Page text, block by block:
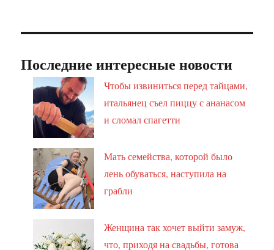
Последние интересные новости
Чтобы извиниться перед тайцами,
итальянец съел пиццу с ананасом
и сломал спагетти
Мать семейства, которой было
лень обуваться, наступила на
грабли
Женщина так хочет выйти замуж,
что, приходя на свадьбы, готова